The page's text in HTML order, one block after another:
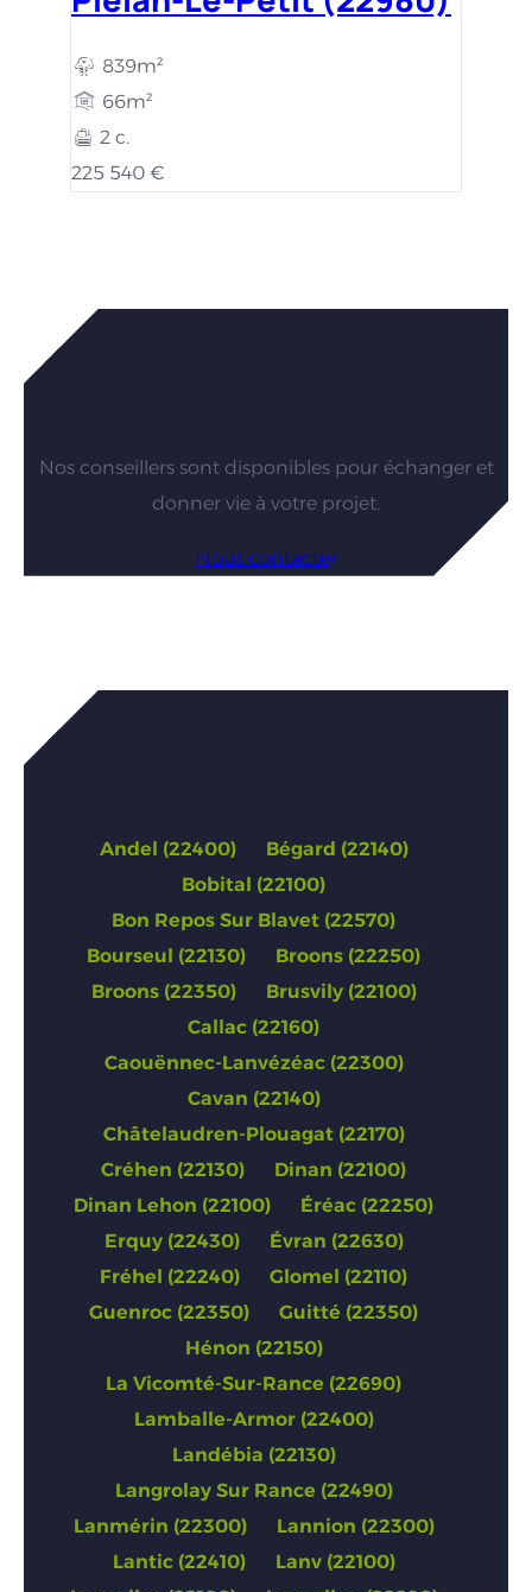
839m²
66m²
2 c.
225 540 €
Vous êtes intéressés par nos
Nos conseillers sont disponibles pour échanger et
donner vie à votre projet.
Nous contacter
Annonces de Côtes-d’Armor
Andel (22400)
Bégard (22140)
Bobital (22100)
Bon Repos Sur Blavet (22570)
Bourseul (22130)
Broons (22250)
Broons (22350)
Brusvily (22100)
Callac (22160)
Caouënnec-Lanvézéac (22300)
Cavan (22140)
Châtelaudren-Plouagat (22170)
Créhen (22130)
Dinan (22100)
Dinan Lehon (22100)
Éréac (22250)
Erquy (22430)
Évran (22630)
Fréhel (22240)
Glomel (22110)
Guenroc (22350)
Guitté (22350)
Hénon (22150)
La Vicomté-Sur-Rance (22690)
Lamballe-Armor (22400)
Landébia (22130)
Langrolay Sur Rance (22490)
Lanmérin (22300)
Lannion (22300)
Lantic (22410)
Lanv (22100)